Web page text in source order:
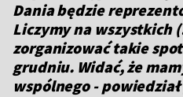
Dania będzie
Liczymy na wszystkich
zorganizować takie
grudniu. Widać, że
wspólnego -